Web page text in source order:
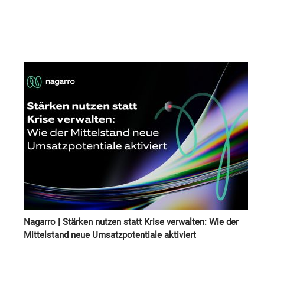
Nagarro | Stärken nutzen statt Krise verwalten: Wie der
Mittelstand neue Umsatzpotentiale aktiviert